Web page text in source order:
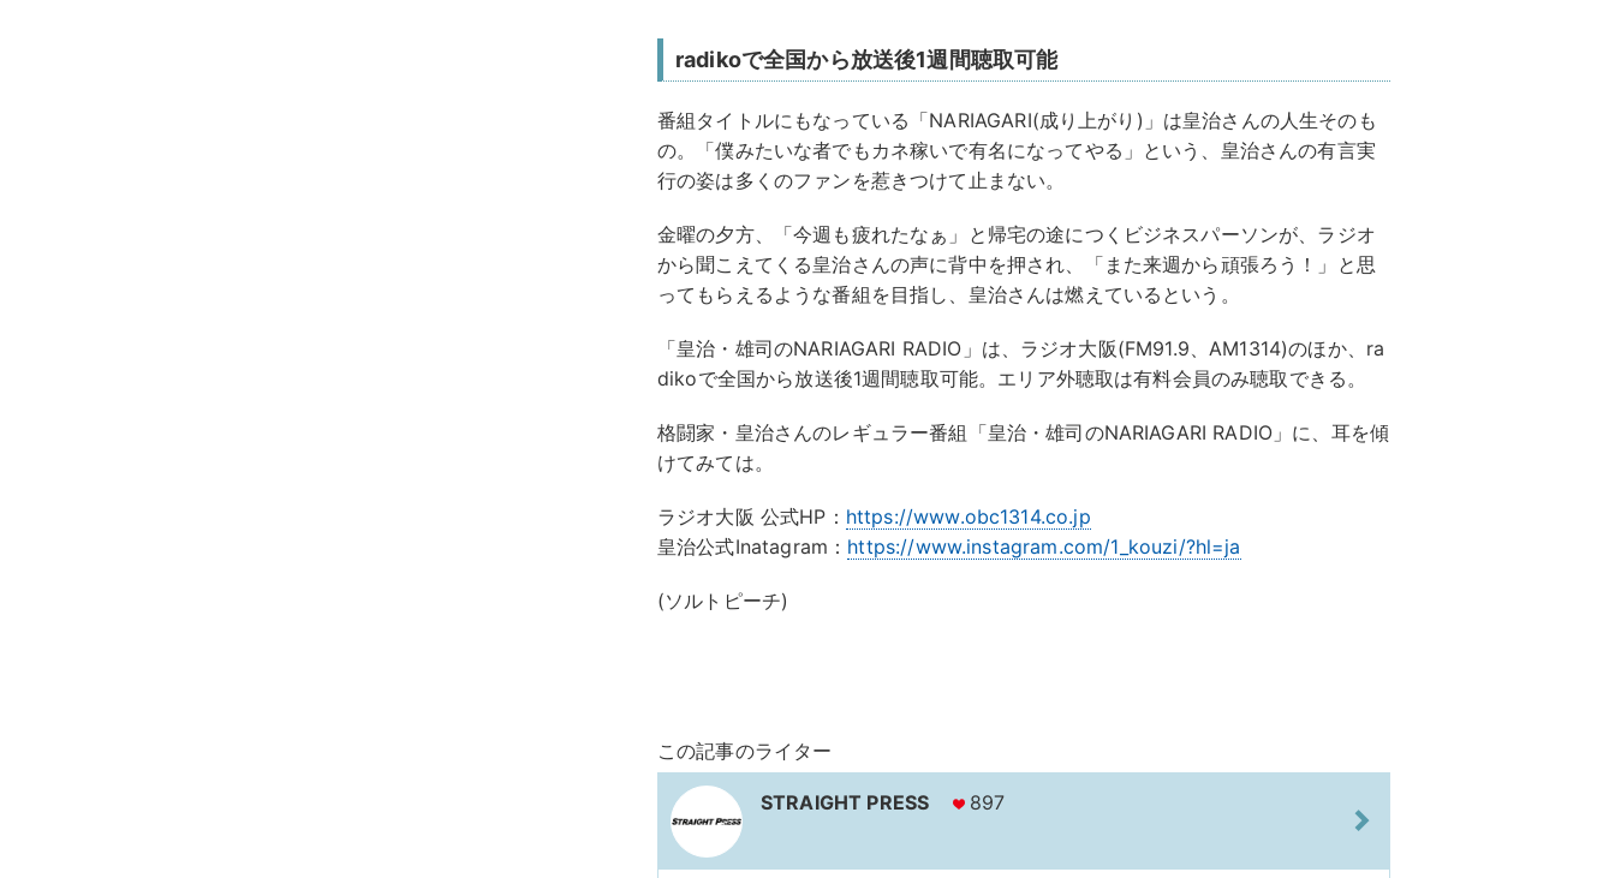
radikoで全国から放送後1週間聴取可能
番組タイトルにもなっている「NARIAGARI(成り上がり)」は皇治さんの人生そのも
の。「僕みたいな者でもカネ稼いで有名になってやる」という、皇治さんの有言実
行の姿は多くのファンを惹きつけて止まない。
金曜の夕方、「今週も疲れたなぁ」と帰宅の途につくビジネスパーソンが、ラジオ
から聞こえてくる皇治さんの声に背中を押され、「また来週から頑張ろう！」と思
ってもらえるような番組を目指し、皇治さんは燃えているという。
「皇治・雄司のNARIAGARI RADIO」は、ラジオ大阪(FM91.9、AM1314)のほか、ra
dikoで全国から放送後1週間聴取可能。エリア外聴取は有料会員のみ聴取できる。
格闘家・皇治さんのレギュラー番組「皇治・雄司のNARIAGARI RADIO」に、耳を傾
けてみては。
ラジオ大阪 公式HP： https://www.obc1314.co.jp
皇治公式Inatagram： https://www.instagram.com/1_kouzi/?hl=ja
(ソルトピーチ)
この記事のライター
STRAIGHT PRESS 897